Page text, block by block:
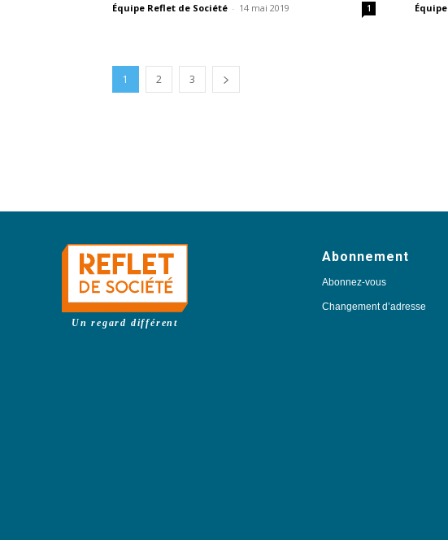
Équipe Reflet de Société - 14 mai 2019 1
1 2 3
Un regard différent
Abonnement
Abonnez-vous
Changement d’adresse